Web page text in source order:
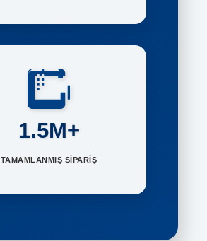
1.5M+
TAMAMLANMIŞ SİPARİŞ